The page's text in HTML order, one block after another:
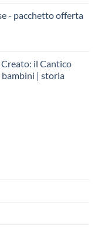
- pacchetto offerta
Creato: il Cantico
| storia